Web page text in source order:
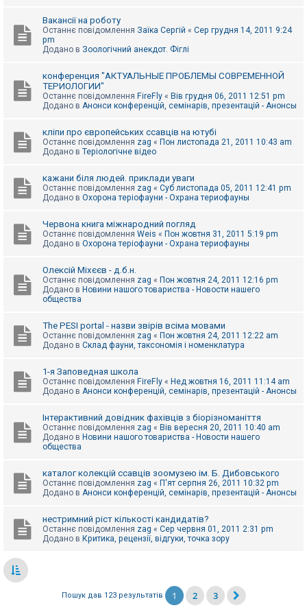
Вакансії на роботу
Останнє повідомлення Заїка Сергій « Сер грудня 14, 2011 9:24
pm
Додано в Зоологічний анекдот. Фіглі
конференция "АКТУАЛЬНЫЕ ПРОБЛЕМЫ СОВРЕМЕННОЙ
ТЕРИОЛОГИИ"
Останнє повідомлення FireFly « Вів грудня 06, 2011 12:51 pm
Додано в Анонси конференцій, семінарів, презентацій - Анонсы
кліпи про європейських ссавців на ютубі
Останнє повідомлення zag « Пон листопада 21, 2011 10:43 am
Додано в Теріологічне відео
кажани біля людей. приклади уваги
Останнє повідомлення zag « Суб листопада 05, 2011 12:41 pm
Додано в Охорона теріофауни - Охрана териофауны
Червона книга міжнародний погляд
Останнє повідомлення Weis « Пон жовтня 31, 2011 5:19 pm
Додано в Охорона теріофауни - Охрана териофауны
Олексій Міхєєв - д.б.н.
Останнє повідомлення zag « Пон жовтня 24, 2011 12:16 pm
Додано в Новини нашого товариства - Новости нашего
общества
The PESI portal - назви звірів всіма мовами
Останнє повідомлення zag « Пон жовтня 24, 2011 12:22 am
Додано в Склад фауни, таксономія і номенклатура
1-я Заповедная школа
Останнє повідомлення FireFly « Нед жовтня 16, 2011 11:14 am
Додано в Анонси конференцій, семінарів, презентацій - Анонсы
Інтерактивний довідник фахівців з біорізноманіття
Останнє повідомлення zag « Вів вересня 20, 2011 10:40 am
Додано в Новини нашого товариства - Новости нашего
общества
каталог колекцій ссавців зоомузею ім. Б. Дибовського
Останнє повідомлення zag « П'ят серпня 26, 2011 10:32 pm
Додано в Анонси конференцій, семінарів, презентацій - Анонсы
нестримний ріст кількості кандидатів?
Останнє повідомлення zag « Сер червня 01, 2011 2:31 pm
Додано в Критика, рецензії, відгуки, точка зору
Пошук дав 123 результатів 1 2 3